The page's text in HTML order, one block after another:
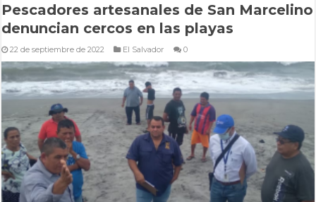
Pescadores artesanales de San Marcelino
denuncian cercos en las playas
22 de septiembre de 2022 El Salvador 0